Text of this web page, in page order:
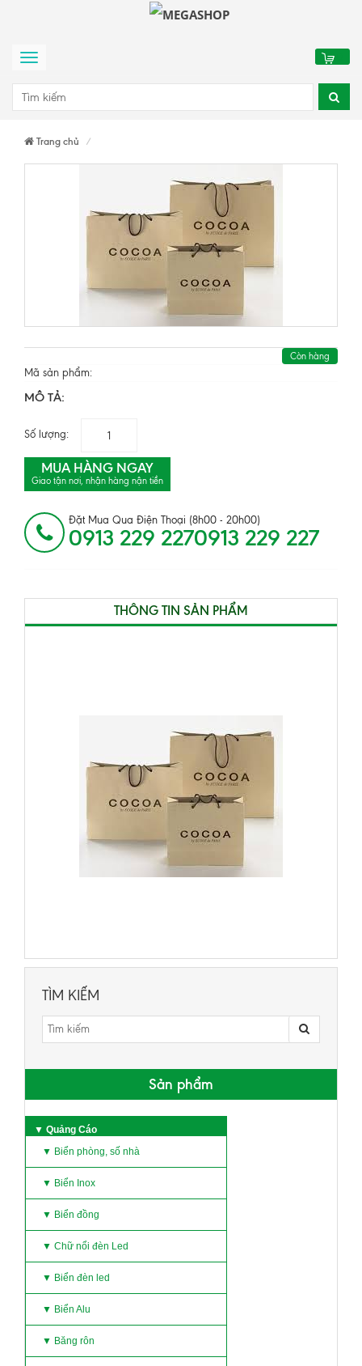
Menu
Trang chủ
Còn hàng
Mã sản phẩm:
MÔ TẢ:
Số lượng:
MUA HÀNG NGAY
Giao tận nơi, nhận hàng nận tiền
Đặt Mua Qua Điện Thoại (8h00 - 20h00)
0913 229 2270913 229 227
THÔNG TIN SẢN PHẨM
TÌM KIẾM
Sản phẩm
▼ Quảng Cáo
▼ Biển phòng, số nhà
▼ Biển Inox
▼ Biển đồng
▼ Chữ nổi đèn Led
▼ Biển đèn led
▼ Biển Alu
▼ Băng rôn